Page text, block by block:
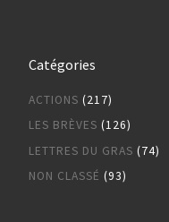
Catégories
ACTIONS (217)
LES BRÈVES (126)
LETTRES DU GRAS (74)
NON CLASSÉ (93)